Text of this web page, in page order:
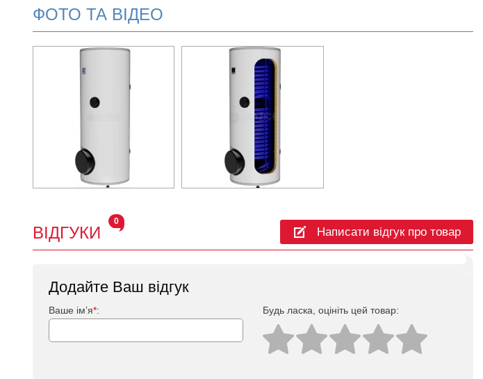
ФОТО ТА ВІДЕО
ВІДГУКИ
0
Написати відгук про товар
Додайте Ваш відгук
Ваше ім’я*: Будь ласка, оцініть цей товар: